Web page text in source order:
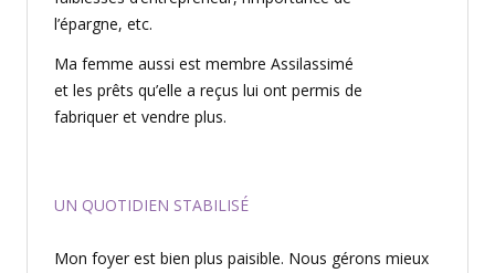
l’épargne, etc.
Ma femme aussi est membre Assilassimé
et les prêts qu’elle a reçus lui ont permis de
fabriquer et vendre plus.
UN QUOTIDIEN STABILISÉ
Mon foyer est bien plus paisible. Nous gérons mieux